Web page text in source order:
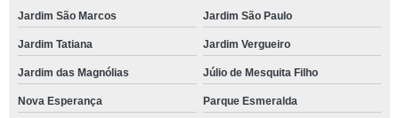
Jardim São Marcos Jardim São Paulo
Jardim Tatiana Jardim Vergueiro
Jardim das Magnólias Júlio de Mesquita Filho
Nova Esperança Parque Esmeralda